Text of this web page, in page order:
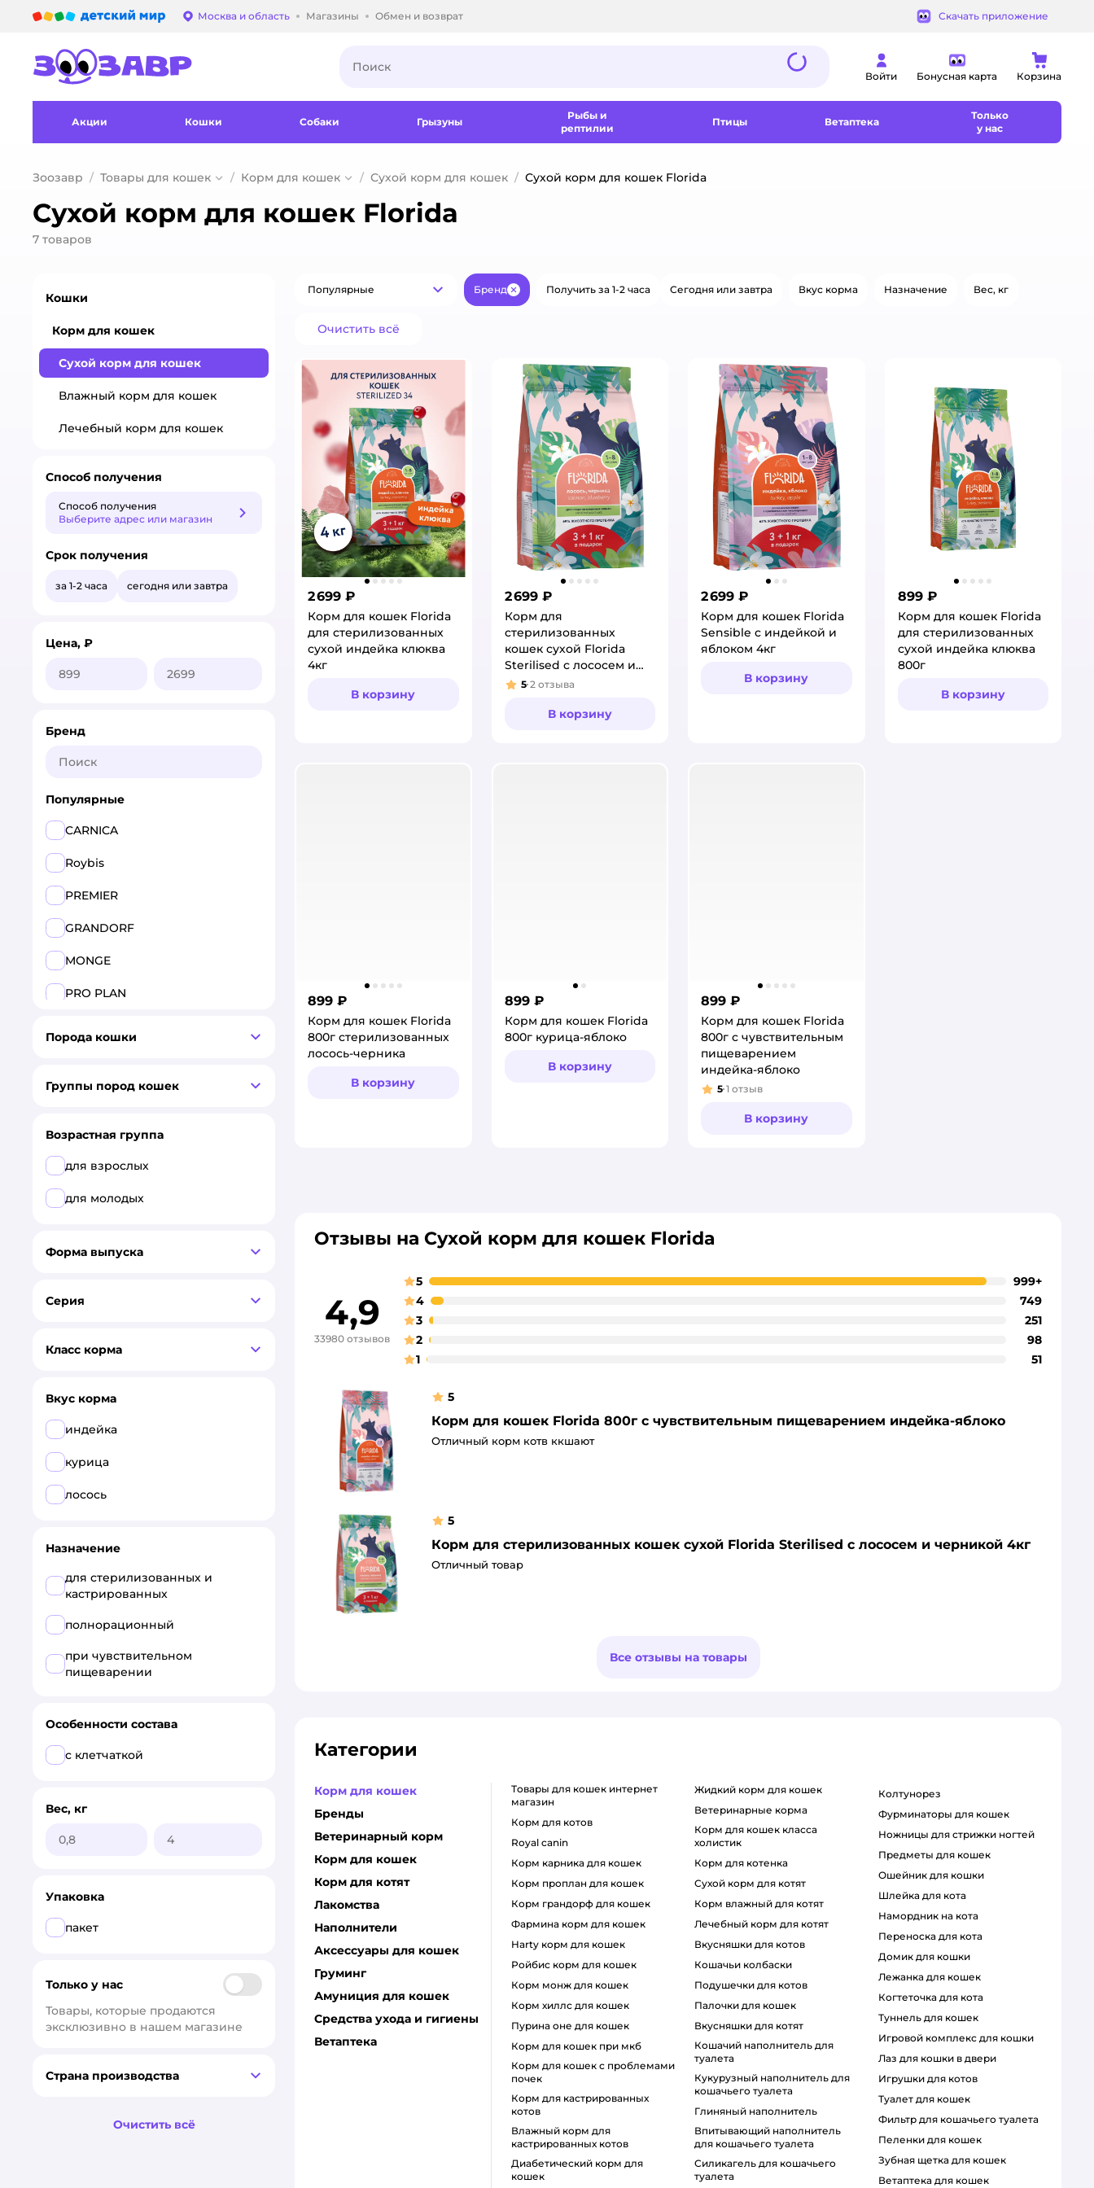
Выбор адреса доставки.
Москва и область Магазины Обмен и возврат Скачать приложение
Войти Бонусная карта Корзина
Акции Кошки Собаки Грызуны
Рыбы и
рептилии
Птицы Ветаптека
Только
у нас
Зоозавр Товары для кошек Корм для кошек Сухой корм для кошек Сухой корм для кошек Florida
Сухой корм для кошек Florida
7 товаров
Популярные
Популярные Бренд ЗакрытьПолучить за 1-2 часа Сегодня или завтра Вкус корма Назначение Вес, кг
Очистить всё
2 699 ₽
Корм для кошек Florida
для стерилизованных
сухой индейка клюква
4кг
В корзину
2 699 ₽
Корм для
стерилизованных
кошек сухой Florida
Sterilised с лососем и
черникой 4кг
Рейтинг:
5 2 отзыва
В корзину
2 699 ₽
Корм для кошек Florida
Sensible с индейкой и
яблоком 4кг
В корзину
899 ₽
Корм для кошек Florida
для стерилизованных
сухой индейка клюква
800г
В корзину
899 ₽
Корм для кошек Florida
800г стерилизованных
лосось-черника
В корзину
899 ₽
Корм для кошек Florida
800г курица-яблоко
В корзину
899 ₽
Корм для кошек Florida
800г с чувствительным
пищеварением
индейка-яблоко
Рейтинг:
5 1 отзыв
В корзину
Отзывы на Сухой корм для кошек Florida
4,9
33980 отзывов
5
999+
4
749
3
251
2
98
1
51
5
Корм для кошек Florida 800г с чувствительным пищеварением индейка-яблоко
Отличный корм котв ккшают
5
Корм для стерилизованных кошек сухой Florida Sterilised с лососем и черникой 4кг
Отличный товар
Все отзывы на товары
Категории
Корм для кошек
Бренды
Ветеринарный корм
Корм для кошек
Корм для котят
Лакомства
Наполнители
Аксессуары для кошек
Груминг
Амуниция для кошек
Средства ухода и гигиены
Ветаптека
товары для кошек интернет
магазин
корм для котов
royal canin
корм карника для кошек
корм проплан для кошек
корм грандорф для кошек
фармина корм для кошек
harty корм для кошек
ройбис корм для кошек
корм монж для кошек
корм хиллс для кошек
пурина оне для кошек
корм для кошек при мкб
корм для кошек с проблемами
почек
Корм для кастрированных
котов
влажный корм для
кастрированных котов
диабетический корм для
кошек
жидкий корм для кошек
ветеринарные корма
корм для кошек класса
холистик
корм для котенка
сухой корм для котят
корм влажный для котят
лечебный корм для котят
вкусняшки для котов
кошачьи колбаски
подушечки для котов
палочки для кошек
вкусняшки для котят
кошачий наполнитель для
туалета
кукурузный наполнитель для
кошачьего туалета
глиняный наполнитель
впитывающий наполнитель
для кошачьего туалета
силикагель для кошачьего
туалета
колтунорез
фурминаторы для кошек
ножницы для стрижки ногтей
предметы для кошек
ошейник для кошки
шлейка для кота
намордник на кота
переноска для кота
домик для кошки
лежанка для кошек
когтеточка для кота
туннель для кошек
игровой комплекс для кошки
лаз для кошки в двери
игрушки для котов
туалет для кошек
фильтр для кошачьего туалета
пеленки для кошек
зубная щетка для кошек
ветаптека для кошек
Кошки
Корм для кошек
Сухой корм для кошек
Влажный корм для кошек
Лечебный корм для кошек
Способ получения
Способ получения
Выберите адрес или магазин
Способ получения
Срок получения
за 1-2 часа сегодня или завтра
Цена, ₽
Бренд
Популярные
CARNICA
Roybis
PREMIER
GRANDORF
MONGE
PRO PLAN
Pet-a-Pet
Все
AMICO
BOWL WOW
Farmina
Grand Prix
GRANDORF VETERINARY
KiesKis
Molina
Prime Ever
ProBalance
Порода кошки
Группы пород кошек
Возрастная группа
для взрослых
для молодых
Форма выпуска
Серия
Класс корма
Вкус корма
индейка
курица
лосось
Назначение
для стерилизованных и
кастрированных
полнорационный
при чувствительном
пищеварении
Особенности состава
с клетчаткой
Вес, кг
Упаковка
пакет
Только у нас
Товары, которые продаются
эксклюзивно в нашем магазине
Страна производства
Очистить всё